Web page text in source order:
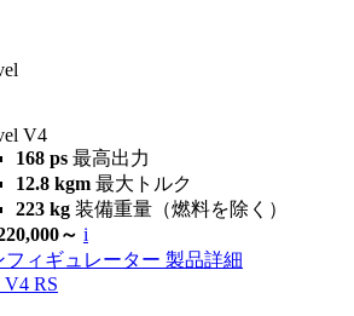
V4
168 ps 最高出力
12.8 kgm 最大トルク
223 kg 装備重量（燃料を除く）
～ i
フィギュレーター 製品詳細
V4 RS